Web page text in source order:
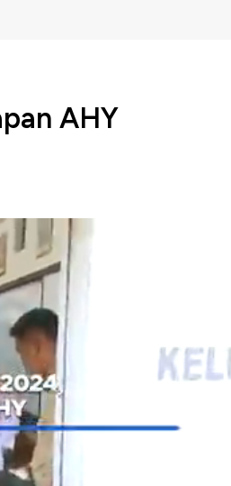
AHY
dan Pembangunan
Yudhoyono (AHY), terpantau
dengan tempat
penyelenggaraan Pilkada
dalam menerima hasil Pilkada,